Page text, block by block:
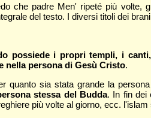
che padre Men' ripeté più
del testo. I diversi titoli dei
possiede i propri templi, i
nella persona di Gesù Cristo.
quanto sia stata grande la
stessa del Budda. In fin dei
più volte al giorno, ecc.